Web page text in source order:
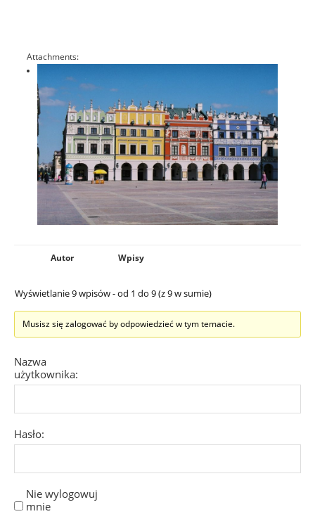
Attachments:
Autor Wpisy
Wyświetlanie 9 wpisów - od 1 do 9 (z 9 w sumie)
Musisz się zalogować by odpowiedzieć w tym temacie.
Nazwa
użytkownika:
Hasło:
Nie wylogowuj
mnie